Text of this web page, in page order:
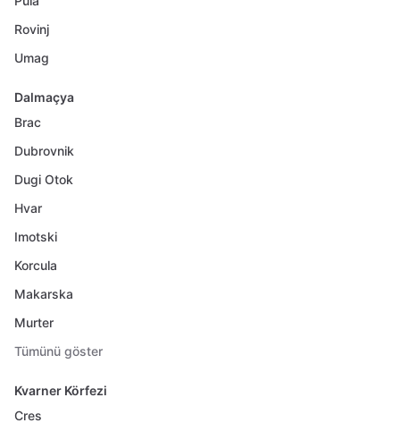
Rovinj
Umag
Dalmaçya
Brac
Dubrovnik
Dugi Otok
Hvar
Imotski
Korcula
Makarska
Murter
Tümünü göster
Kvarner Körfezi
Cres